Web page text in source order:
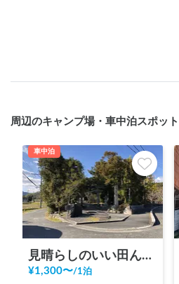
周辺のキャンプ場・車中泊スポット
車中泊
見晴らしのいい田んぼステーション
¥1,300〜/1泊